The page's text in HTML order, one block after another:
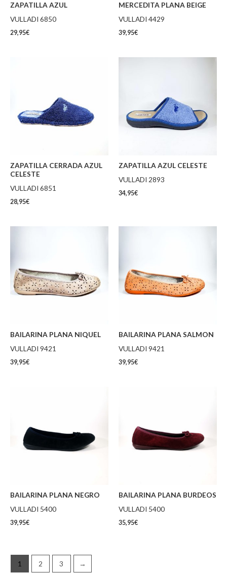
ZAPATILLA AZUL
VULLADI 6850
29,95€
MERCEDITA PLANA BEIGE
VULLADI 4429
39,95€
ZAPATILLA CERRADA AZUL
CELESTE
VULLADI 6851
28,95€
ZAPATILLA AZUL CELESTE
VULLADI 2893
34,95€
BAILARINA PLANA NIQUEL
VULLADI 9421
39,95€
BAILARINA PLANA SALMON
VULLADI 9421
39,95€
BAILARINA PLANA NEGRO
VULLADI 5400
39,95€
BAILARINA PLANA BURDEOS
VULLADI 5400
35,95€
1 2 3 →